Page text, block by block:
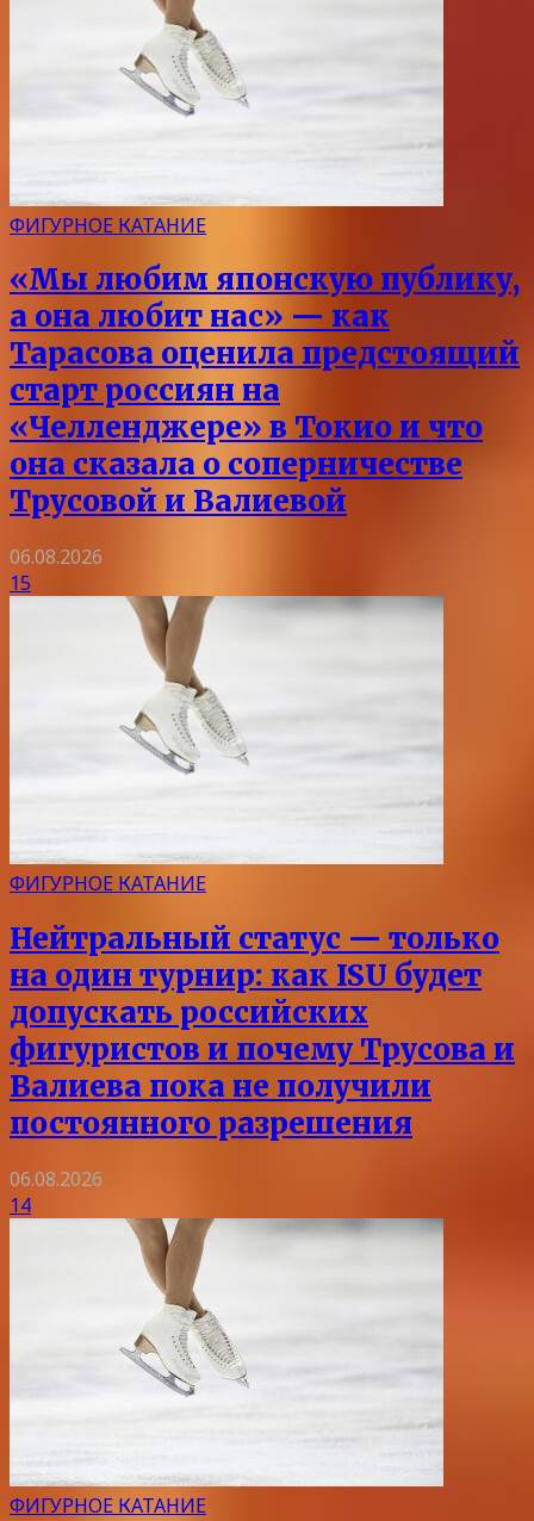
ФИГУРНОЕ КАТАНИЕ
«Мы любим японскую публику,
а она любит нас» — как
Тарасова оценила предстоящий
старт россиян на
«Челленджере» в Токио и что
она сказала о соперничестве
Трусовой и Валиевой
06.08.2026
15
ФИГУРНОЕ КАТАНИЕ
Нейтральный статус — только
на один турнир: как ISU будет
допускать российских
фигуристов и почему Трусова и
Валиева пока не получили
постоянного разрешения
06.08.2026
14
ФИГУРНОЕ КАТАНИЕ